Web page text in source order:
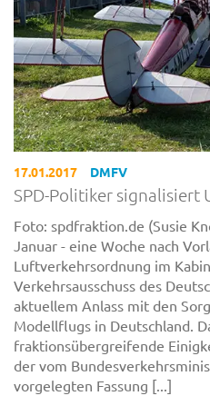
17.01.2017 DMFV
SPD-Politiker signalisiert
Foto: spdfraktion.de (Susie
Januar - eine Woche nach
Luftverkehrsordnung im
Verkehrsausschuss des
aktuellem Anlass mit den
Modellflugs in Deutschland.
fraktionsübergreifende
der vom
vorgelegten Fassung [...]